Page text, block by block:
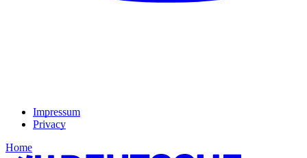
Impressum
Privacy
Home